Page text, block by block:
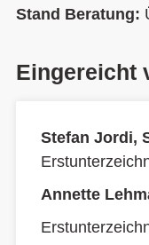
Stand Beratung:
Eingereicht
Stefan Jordi,
Annette